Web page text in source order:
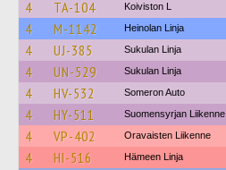
4 TA-104 Koiviston L
4 M-1142 Heinolan Linja
4 UJ-385 Sukulan Linja
4 UN-529 Sukulan Linja
4 HV-532 Someron Auto
4 HY-511 Suomensyrjan Liikenne
4 VP-402 Oravaisten Liikenne
4 HI-516 Hämeen Linja